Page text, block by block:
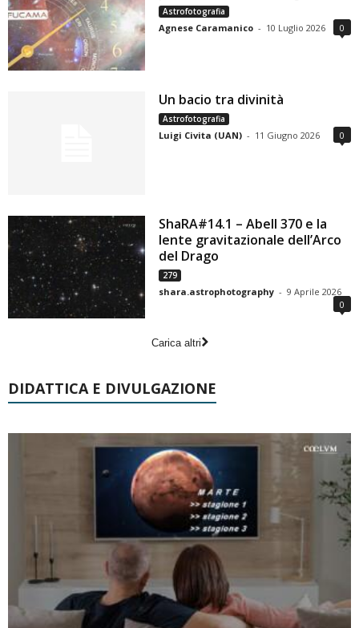
Astrofotografia
Agnese Caramanico - 10 Luglio 2026 0
Un bacio tra divinità
Astrofotografia
Luigi Civita (UAN) - 11 Giugno 2026 0
ShaRA#14.1 – Abell 370 e la
lente gravitazionale dell’Arco
del Drago
279
shara.astrophotography - 9 Aprile 2026
0
Carica altri
DIDATTICA E DIVULGAZIONE